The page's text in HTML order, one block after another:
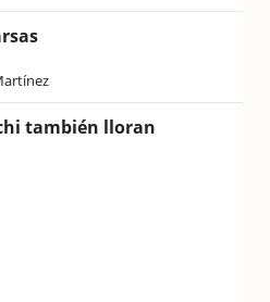
también lloran